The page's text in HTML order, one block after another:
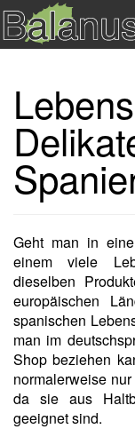
Geht man in
einem viele
dieselben
europäischen
spanischen
man im
Shop beziehen
normalerweise
da sie aus
geeignet sind.